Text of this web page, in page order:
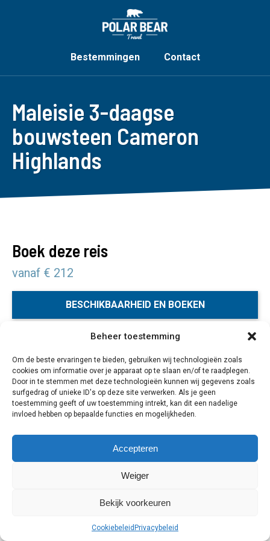
Beheer toestemming
Om de beste ervaringen te bieden, gebruiken wij technologieën zoals
cookies om informatie over je apparaat op te slaan en/of te raadplegen.
Door in te stemmen met deze technologieën kunnen wij gegevens zoals
surfgedrag of unieke ID's op deze site verwerken. Als je geen
toestemming geeft of uw toestemming intrekt, kan dit een nadelige
invloed hebben op bepaalde functies en mogelijkheden.
Accepteren
Weiger
Bekijk voorkeuren
Cookiebeleid Privacybeleid
Bestemmingen Contact
Maleisie 3-daagse
bouwsteen Cameron
Highlands
Boek deze reis
vanaf € 212
BESCHIKBAARHEID EN BOEKEN
theeplantages van de Cameron Highlands.Deze 3-daagse
reis brengt je prachtige uitzichten op uitgestrekte groene
heuvels, heerlijke thee met lokale “thee-gesprekken” en
overblijfselen van het Britse koloniale verleden.
3 dagen